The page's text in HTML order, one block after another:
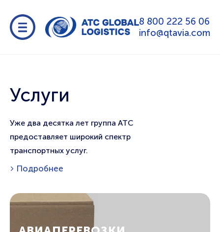
8 800 222 56 06
info@qtavia.com
Услуги
Уже два десятка лет группа АТС
предоставляет широкий спектр
транспортных услуг.
Подробнее